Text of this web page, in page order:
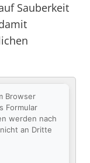
Sauberkeit
Browser
Formular
werden nach
an Dritte